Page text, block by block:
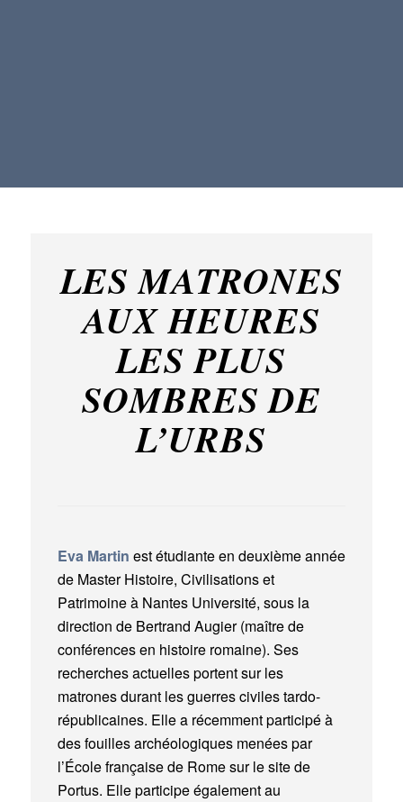
LES MATRONES
AUX HEURES
LES PLUS
SOMBRES DE
L’URBS
Eva Martin est étudiante en deuxième année
de Master Histoire, Civilisations et
Patrimoine à Nantes Université, sous la
direction de Bertrand Augier (maître de
conférences en histoire romaine). Ses
recherches actuelles portent sur les
matrones durant les guerres civiles tardo-
républicaines. Elle a récemment participé à
des fouilles archéologiques menées par
l’École française de Rome sur le site de
Portus. Elle participe également au